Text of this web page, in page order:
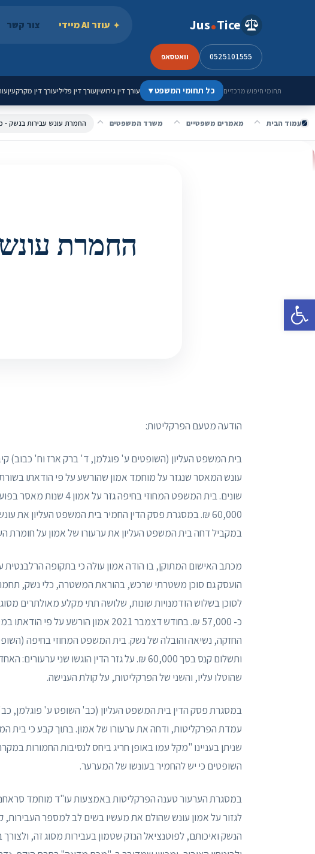
פתח סרגל נגישות
Jus Tice עוזר AI מיידי צור קשר
0525101555 וואטסאפ
תחומי חיפוש מרכזיים כל תחומי המשפט▾ עורך דין גירושיןעורך דין פליליעורך דין מקרקעין
עמוד הבית מאמרים משפטיים משרד המשפטים החמרת עונש עבירות בנשק -
החמרת
הודעה מטעם הפרקליטות:
בית המשפט העליון (השופטים ע' פוגלמן, ד' ברק ארז וח' כבוב)
עונש המאסר שנגזר על מוחמד אמון שהורשע על פי הודאתו
שונים. בית המשפט המחוזי
במקביל דחה בית המשפט העליון את ערעורו של אמון על חומרת
מכתב האישום המתוקן, בו הודה אמון עולה כי בתקופה
הועסק גם סוכן משטרתי שרכש, בהוראת המשטרה, כלי נשק,
לסוכן בשלוש הזדמנויות שונות, שלושה תתי מקלע מאולתרים
כ- 57,000 ₪. בחודש דצמבר 2021 אמון הורשע על פי הודאתו במסגרת
ותשלום קנס בסך 60,000 ₪. על גזר הדין הוגשו
שהוטלו עליו, והשני של הפרקליטות, על קולת הענישה.
במסגרת פסק הדין בית המשפט העליון (כב' השופט ע' פוגלמן,
עמדת הפרקליטות, ודחה את ערעורו של אמון. בתוך קבע כי בית
שניתן בעניינו "מקל עמו באופן חריג ביחס לנסיבות החמורות
השופטים כי יש להחמיר בעונשו של המערער.
במסגרת הערעור טענה הפרקליטות באמצעות עו"ד מוחמד
לגזור על אמון עונש שהולם את מעשיו בשים לב למספר העבירות,
הנשק ואיכותם, לפוטנציאל הנזק שטמון בעבירות מסוג זה,